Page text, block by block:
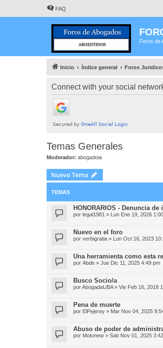
FAQ
Foros de
Inicio Índice general Foros
Connect with your social
Temas Generales
Moderador: abogadoia
Nuevo Tema
TEMAS
HONORARIOS - Denuncia
por legal1981 » Lun Ene 19, 2026
Nuevo en el foro
por verbigratia » Lun Oct 16, 2023
Una herramienta como esta
por Abde » Jue Dic 11, 2025 4:49 pm
Busco Socio/a
porAbogadaUBA» Vie Feb 16, 2018
Pena de muerte
por ElPejerey » Mar Nov 04, 2025
Abuso de poder de
por Motonew » Sab Nov 01, 2025